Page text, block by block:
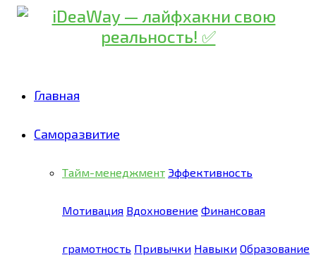
Главная
Саморазвитие
Тайм-менеджмент Эффективность
Мотивация Вдохновение Финансовая
грамотность Привычки Навыки Образование